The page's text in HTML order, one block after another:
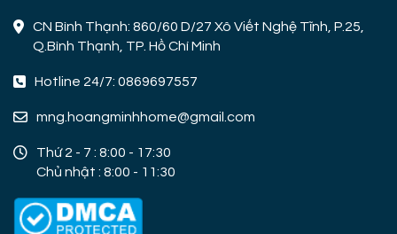
CN Bình Thạnh: 860/60 D/27 Xô Viết Nghệ Tĩnh, P.25,
Q.Bình Thạnh, TP. Hồ Chí Minh
Hotline 24/7: 0869697557
mng.hoangminhhome@gmail.com
Thứ 2 - 7 : 8:00 - 17:30
Chủ nhật : 8:00 - 11:30